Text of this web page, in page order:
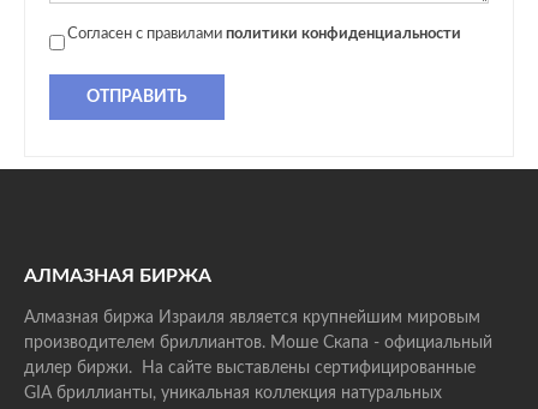
Согласен с правилами политики конфиденциальности
ОТПРАВИТЬ
АЛМАЗНАЯ БИРЖА
Алмазная биржа Израиля является крупнейшим мировым
производителем бриллиантов. Моше Скапа - официальный
дилер биржи. На сайте выставлены сертифицированные
GIA бриллианты, уникальная коллекция натуральных